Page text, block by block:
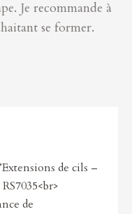
Je recommande à
se former.
de cils –
de